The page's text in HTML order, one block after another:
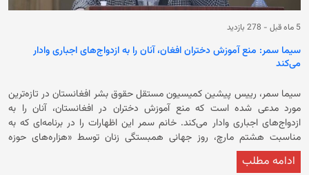
5 ماه قبل - 278 بازدید
سیما سمر: منع آموزش دختران افغان، آنان را به ازدواج‌های اجباری وادار
می‌کند
سیما سمر، رییس پیشین کمیسیون مستقل حقوق بشر افغانستان در تازه‌ترین
مورد مدعی شده است که منع آموزش دختران در افغانستان، آنان را به
ازدواج‌های اجباری وادار می‌کند. خانم سمر این اظهارات را در برنامه‌ای که به
مناسبت هشتم مارچ، روز جهانی همبستگی زنان توسط «هزاره‌های حوزه
نیوانگلند» در شهر بوستون ایالت ماساچوست آمریکا برگزار شده بود، مطرح کرده
و محدودیت‌های گسترده حکومت سرپرست علیه زنان و دختران در افغانستان را
ادامه مطلب